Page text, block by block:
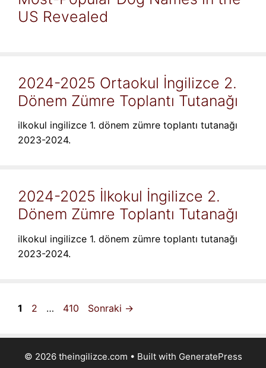
US Revealed
2024-2025 Ortaokul İngilizce 2.
Dönem Zümre Toplantı Tutanağı
ilkokul ingilizce 1. dönem zümre toplantı tutanağı
2023-2024.
2024-2025 İlkokul İngilizce 2.
Dönem Zümre Toplantı Tutanağı
ilkokul ingilizce 1. dönem zümre toplantı tutanağı
2023-2024.
Sayfa
1 Sayfa
2 … Sayfa
410 Sonraki →
© 2026 theingilizce.com • Built with GeneratePress